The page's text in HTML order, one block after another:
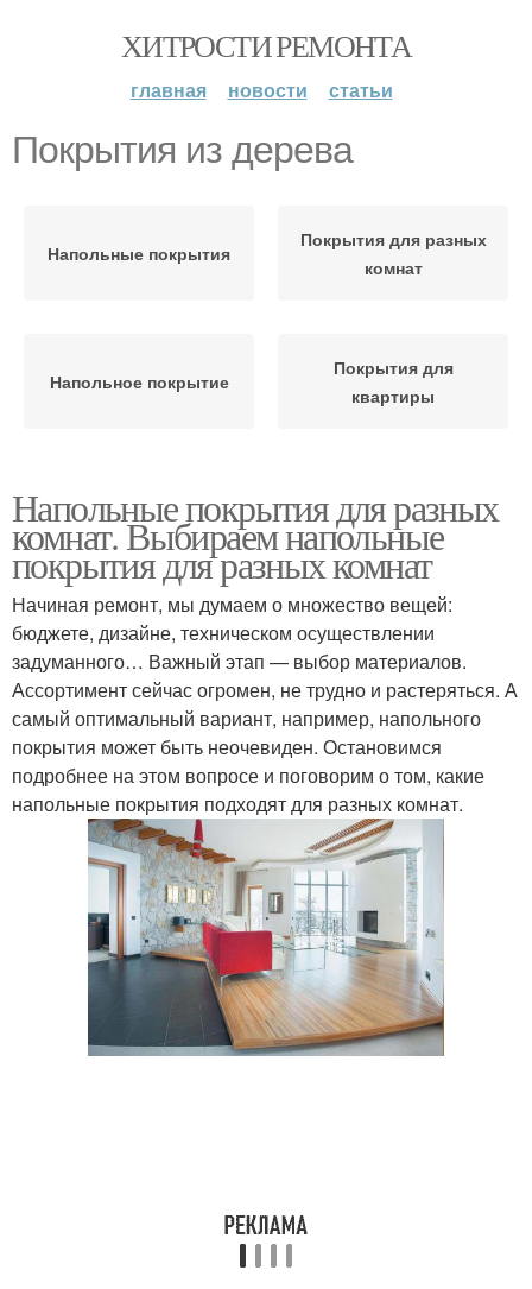
ХИТРОСТИ РЕМОНТА
главная новости статьи
Покрытия из дерева
Напольные покрытия
Покрытия для разных
комнат
Напольное покрытие
Покрытия для
квартиры
Напольные покрытия для разных
комнат. Выбираем напольные
покрытия для разных комнат
Начиная ремонт, мы думаем о множество вещей:
бюджете, дизайне, техническом осуществлении
задуманного… Важный этап — выбор материалов.
Ассортимент сейчас огромен, не трудно и растеряться. А
самый оптимальный вариант, например, напольного
покрытия может быть неочевиден. Остановимся
подробнее на этом вопросе и поговорим о том, какие
напольные покрытия подходят для разных комнат.